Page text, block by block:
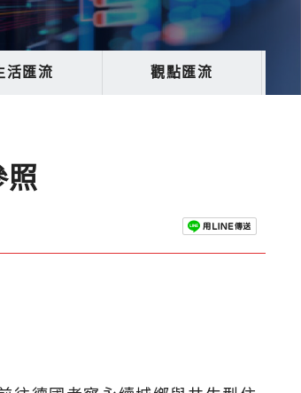
活匯流 觀點匯流